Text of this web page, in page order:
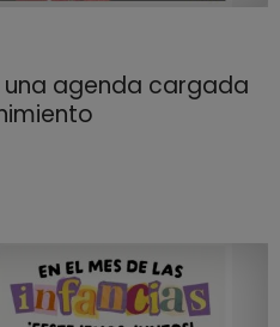
agenda cargada